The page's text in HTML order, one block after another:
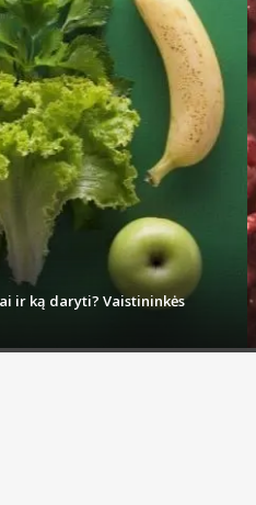
ir ką daryti? Vaistininkės